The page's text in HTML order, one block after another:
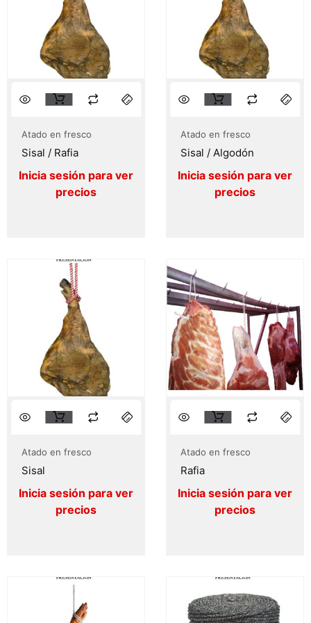
Atado en fresco
Sisal / Rafia
Atado en fresco
Sisal / Algodón
Atado en fresco
Sisal
Atado en fresco
Rafia